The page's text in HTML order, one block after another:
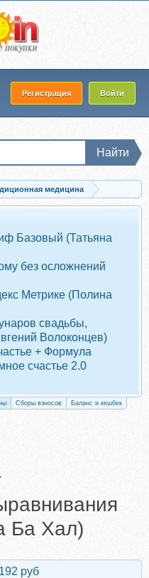
Регистрация Войти
Найти
медицина
тела (Алока Нама Ба Хал)
Базовый (Татьяна
без осложнений
Метрике (Полина
свадьбы,
Волоконцев)
+ Формула
счастье 2.0
Сборы взносов Баланс и кешбек
Ба Хал)
192 руб